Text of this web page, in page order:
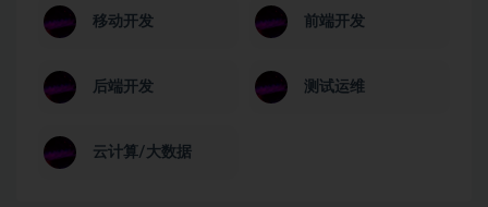
移动开发 前端开发
后端开发 测试运维
云计算/大数据